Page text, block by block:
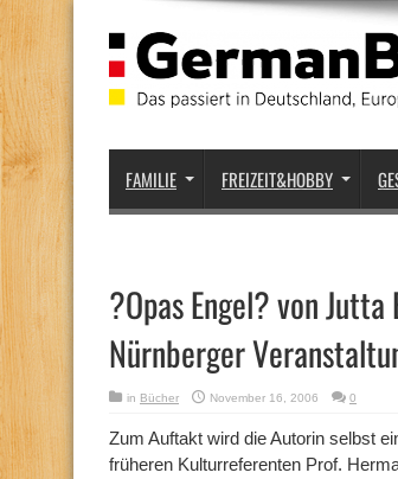
FAMILIE FREIZEIT&HOBBY
?Opas Engel? von
Nürnberger
in Bücher November 16, 2006 0
Zum Auftakt wird die Autorin selbst
früheren Kulturreferenten Prof.